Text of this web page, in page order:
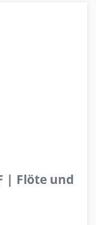
| Flöte und